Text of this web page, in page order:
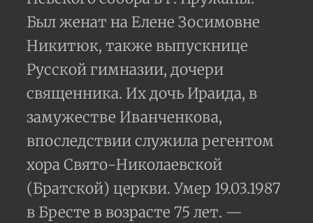
Был женат на Елене Зосимовне
Никитюк, также выпускнице
Русской гимназии, дочери
священника. Их дочь Ираида, в
замужестве Иванченкова,
впоследствии служила регентом
хора Свято-Николаевской
(Братской) церкви. Умер 19.03.1987
в Бресте в возрасте 75 лет. —